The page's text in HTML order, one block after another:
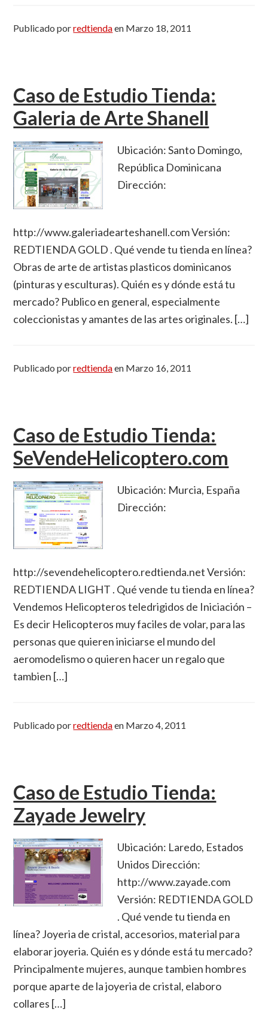
Publicado porredtiendaen Marzo 18, 2011
Caso de Estudio Tienda:
Galeria de Arte Shanell
Ubicación: Santo Domingo,
República Dominicana
Dirección:
http://www.galeriadearteshanell.com Versión:
REDTIENDA GOLD . Qué vende tu tienda en línea?
Obras de arte de artistas plasticos dominicanos
(pinturas y esculturas). Quién es y dónde está tu
mercado? Publico en general, especialmente
coleccionistas y amantes de las artes originales. […]
Publicado porredtiendaen Marzo 16, 2011
Caso de Estudio Tienda:
SeVendeHelicoptero.com
Ubicación: Murcia, España
Dirección:
http://sevendehelicoptero.redtienda.net Versión:
REDTIENDA LIGHT . Qué vende tu tienda en línea?
Vendemos Helicopteros teledrigidos de Iniciación –
Es decir Helicopteros muy faciles de volar, para las
personas que quieren iniciarse el mundo del
aeromodelismo o quieren hacer un regalo que
tambien […]
Publicado porredtiendaen Marzo 4, 2011
Caso de Estudio Tienda:
Zayade Jewelry
Ubicación: Laredo, Estados
Unidos Dirección:
http://www.zayade.com
Versión: REDTIENDA GOLD
. Qué vende tu tienda en
línea? Joyeria de cristal, accesorios, material para
elaborar joyeria. Quién es y dónde está tu mercado?
Principalmente mujeres, aunque tambien hombres
porque aparte de la joyeria de cristal, elaboro
collares […]